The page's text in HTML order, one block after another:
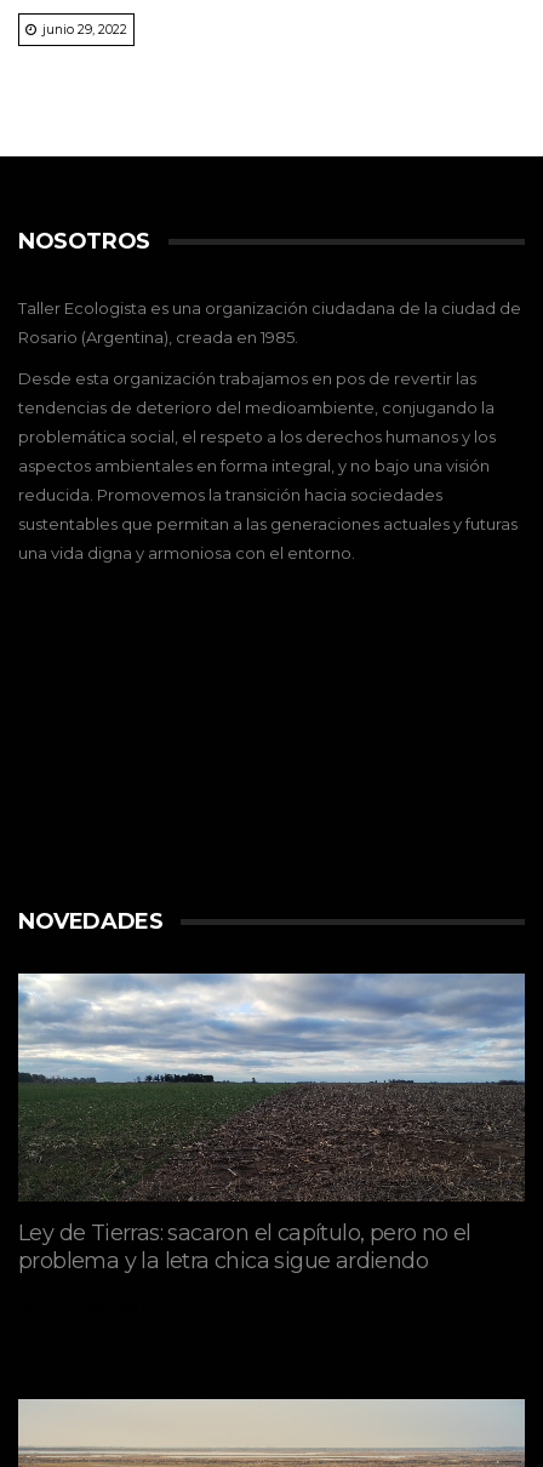
junio 29, 2022
NOSOTROS
Taller Ecologista es una organización ciudadana de la ciudad de
Rosario (Argentina), creada en 1985.
Desde esta organización trabajamos en pos de revertir las
tendencias de deterioro del medioambiente, conjugando la
problemática social, el respeto a los derechos humanos y los
aspectos ambientales en forma integral, y no bajo una visión
reducida. Promovemos la transición hacia sociedades
sustentables que permitan a las generaciones actuales y futuras
una vida digna y armoniosa con el entorno.
NOVEDADES
Ley de Tierras: sacaron el capítulo, pero no el
problema y la letra chica sigue ardiendo